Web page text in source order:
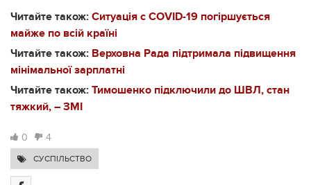
Читайте також: Ситуація с COVID-19 погіршується
майже по всій країні
Читайте також: Верховна Рада підтримала підвищення
мінімальної зарплатні
Читайте також: Тимошенко підключили до ШВЛ, стан
тяжкий, – ЗМІ
0 4
СУСПІЛЬСТВО